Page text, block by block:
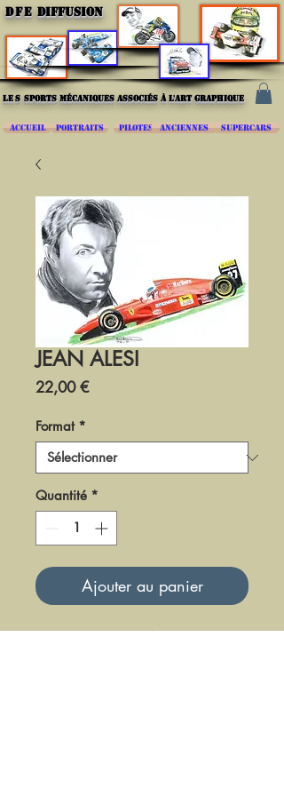
DFE DIFFUSION
les sports mécaniques associés à l'art graphique
ACCUEIL PORTRAITS PILOTES ANCIENNES SUPERCARS
JEAN ALESI
22,00 €Prix
Format *
Quantité *
Ajouter au panier
DPF41